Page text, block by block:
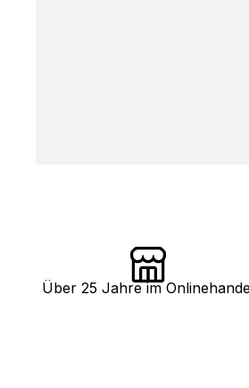
Über 25 Jahre im